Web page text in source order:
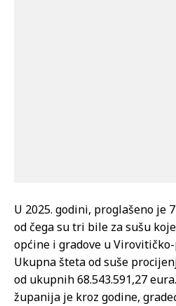
U 2025. godini, proglašeno je
od čega su tri bile za sušu
općine i gradove u
Ukupna šteta od suše
od ukupnih 68.543.591,27
županija je kroz godine,